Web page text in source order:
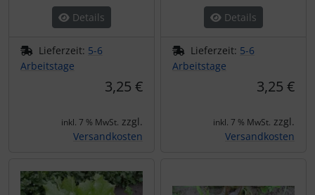
Details
Lieferzeit: 5-6
Arbeitstage
3,25 €
inkl. 7 % MwSt. zzgl.
Versandkosten
Details
Lieferzeit: 5-6
Arbeitstage
3,25 €
inkl. 7 % MwSt. zzgl.
Versandkosten